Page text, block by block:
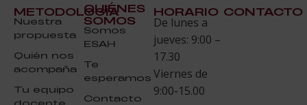
METODOLOGÍA
Nuestra
propuesta
Quién nos
acompaña
Tu equipo
docente
QUIÉNES
SOMOS
Somos
ESAH
Te
esperamos
Contacto
HORARIO
De lunes a
jueves: 9:00 –
17.30
Viernes de
9:00-15.00
CONTACTO